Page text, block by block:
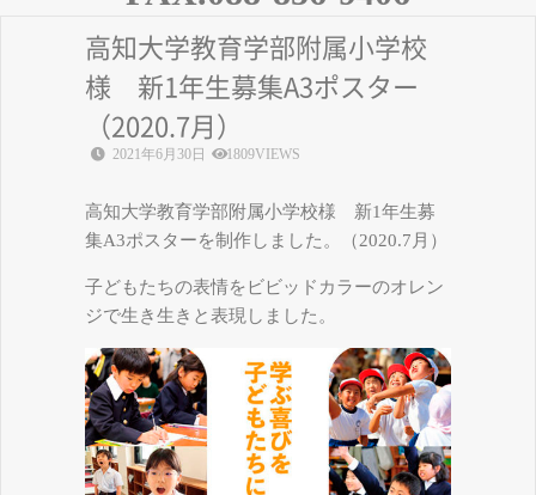
高知大学教育学部附属小学校
様 新1年生募集A3ポスター
（2020.7月）
2021年6月30日 1809VIEWS
高知大学教育学部附属小学校様 新1年生募
集A3ポスターを制作しました。（2020.7月）
子どもたちの表情をビビッドカラーのオレン
ジで生き生きと表現しました。